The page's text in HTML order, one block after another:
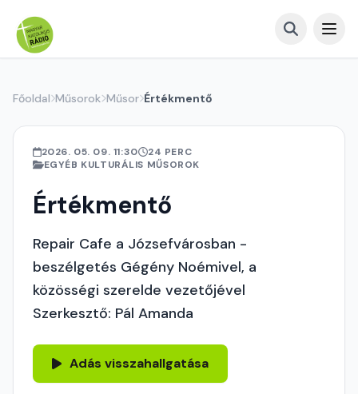
Főoldal Műsorok Műsor Értékmentő
2026. 05. 09. 11:30
24 PERC
EGYÉB KULTURÁLIS MŰSOROK
Értékmentő
Repair Cafe a Józsefvárosban -
beszélgetés Gégény Noémivel, a
közösségi szerelde vezetőjével
Szerkesztő: Pál Amanda
Adás visszahallgatása